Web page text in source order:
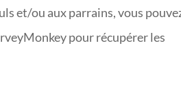
et/ou aux parrains, vous
pour récupérer les